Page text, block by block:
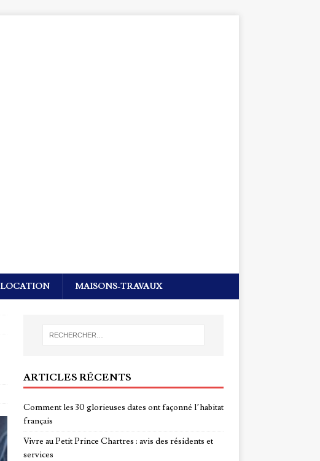
LOCATION MAISONS-TRAVAUX
ARTICLES RÉCENTS
Comment les 30 glorieuses dates ont façonné l’habitat
français
Vivre au Petit Prince Chartres : avis des résidents et
services